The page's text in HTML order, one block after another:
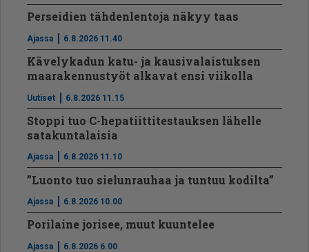
Perseidien tähdenlentoja näkyy taas
Ajassa 6.8.2026 11.40
Kävelykadun katu- ja kausivalaistuksen
maarakennustyöt alkavat ensi viikolla
Uutiset 6.8.2026 11.15
Stoppi tuo C-hepatiit­ti­tes­tauksen lähelle
satakuntalaisia
Ajassa 6.8.2026 11.10
”Luonto tuo sielunrauhaa ja tuntuu kodilta”
Ajassa 6.8.2026 10.00
Porilaine jorisee, muut kuuntelee
Ajassa 6.8.2026 6.00